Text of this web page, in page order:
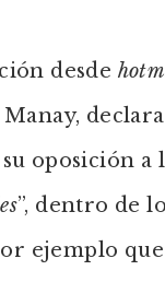
desde
declara
oposición a
”, dentro de
ejemplo que